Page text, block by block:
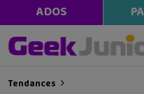
ADOS
Tendances